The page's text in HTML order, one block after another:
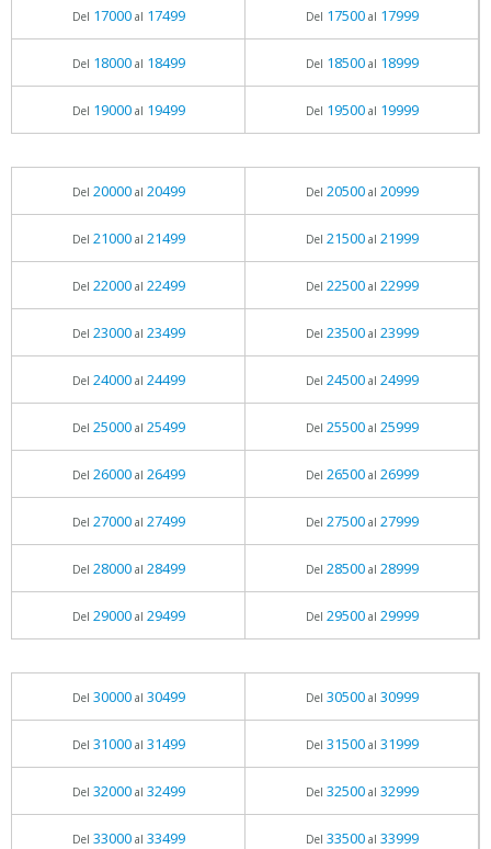
Del 17000al 17499 Del 17500al 17999
Del 18000al 18499 Del 18500al 18999
Del 19000al 19499 Del 19500al 19999
Del 20000al 20499 Del 20500al 20999
Del 21000al 21499 Del 21500al 21999
Del 22000al 22499 Del 22500al 22999
Del 23000al 23499 Del 23500al 23999
Del 24000al 24499 Del 24500al 24999
Del 25000al 25499 Del 25500al 25999
Del 26000al 26499 Del 26500al 26999
Del 27000al 27499 Del 27500al 27999
Del 28000al 28499 Del 28500al 28999
Del 29000al 29499 Del 29500al 29999
Del 30000al 30499 Del 30500al 30999
Del 31000al 31499 Del 31500al 31999
Del 32000al 32499 Del 32500al 32999
Del 33000al 33499 Del 33500al 33999